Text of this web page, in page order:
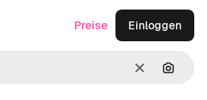
LöschenNach
Preise Einloggen